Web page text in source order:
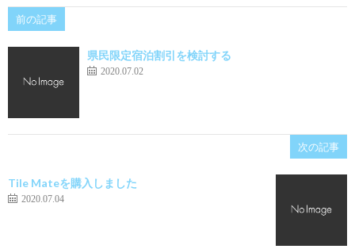
前の記事
県民限定宿泊割引を検討する
2020.07.02
次の記事
Tile Mateを購入しました
2020.07.04